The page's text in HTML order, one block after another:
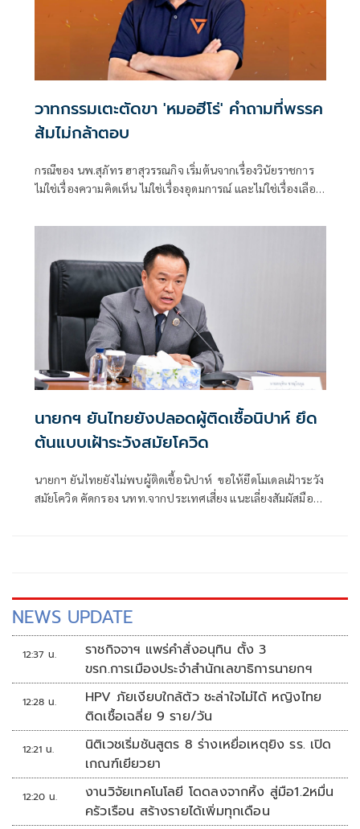
วาทกรรมเตะตัดขา 'หมอฮีโร่' คำถามที่พรรค
ส้มไม่กล้าตอบ
กรณีของ นพ.สุภัทร ฮาสุวรรณกิจ เริ่มต้นจากเรื่องวินัยราชการ
ไม่ใช่เรื่องความคิดเห็น ไม่ใช่เรื่องอุดมการณ์ และไม่ใช่เรื่องเลือก
นายกฯ ยันไทยยังปลอดผู้ติดเชื้อนิปาห์ ยึด
ต้นแบบเฝ้าระวังสมัยโควิด
นายกฯ ยันไทยยังไม่พบผู้ติดเชื้อนิปาห์ ขอให้ยึดโมเดลเฝ้าระวัง
สมัยโควิด คัดกรอง นทท.จากประเทศเสี่ยง แนะเลี่ยงสัมผัสมือ
NEWS UPDATE
12:37 น.
ราชกิจจาฯ แพร่คำสั่งอนุทิน ตั้ง 3
ขรก.การเมืองประจำสำนักเลขาธิการนายกฯ
12:28 น.
HPV ภัยเงียบใกล้ตัว ชะล่าใจไม่ได้ หญิงไทย
ติดเชื้อเฉลี่ย 9 ราย/วัน
12:21 น.
นิติเวชเริ่มชันสูตร 8 ร่างเหยื่อเหตุยิง รร. เปิด
เกณฑ์เยียวยา
12:20 น.
งานวิจัยเทคโนโลยี โดดลงจากหิ้ง สู่มือ1.2หมื่น
ครัวเรือน สร้างรายได้เพิ่มทุกเดือน